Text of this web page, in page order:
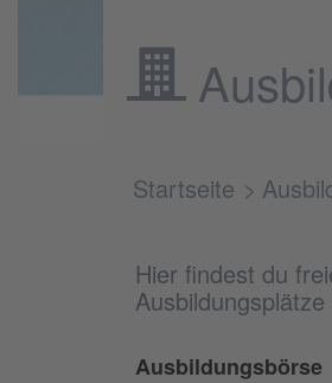
Startseite
Hier findest du
Ausbildungsbörse